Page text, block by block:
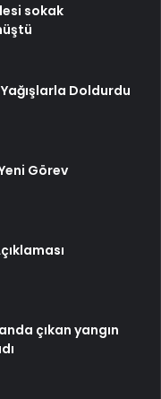
sokak
Doldurdu
Görev
çıkan yangın